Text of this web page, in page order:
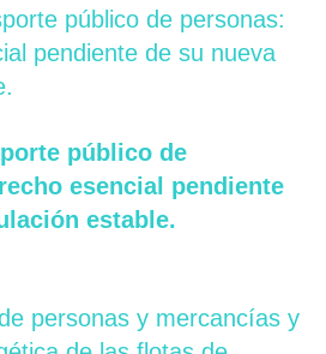
público de
esencial pendiente
estable.